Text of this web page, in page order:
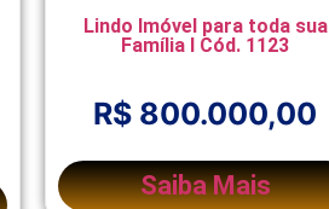
Lindo Imóvel para toda sua
Família I Cód. 1123
R$ 800.000,00
Saiba Mais